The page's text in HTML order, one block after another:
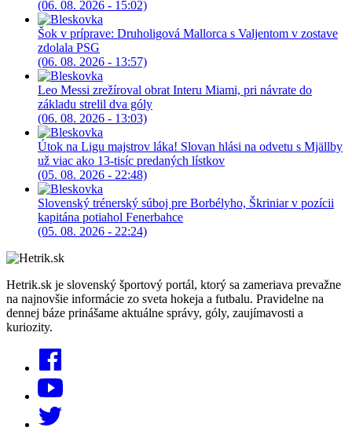
(06. 08. 2026 - 15:02)
Šok v príprave: Druholigová Mallorca s Valjentom v zostave
zdolala PSG
(06. 08. 2026 - 13:57)
Leo Messi zrežíroval obrat Interu Miami, pri návrate do
základu strelil dva góly
(06. 08. 2026 - 13:03)
Útok na Ligu majstrov láka! Slovan hlási na odvetu s Mjällby
už viac ako 13-tisíc predaných lístkov
(05. 08. 2026 - 22:48)
Slovenský trénerský súboj pre Borbélyho, Škriniar v pozícii
kapitána potiahol Fenerbahce
(05. 08. 2026 - 22:24)
Hetrik.sk je slovenský športový portál, ktorý sa zameriava prevažne
na najnovšie informácie zo sveta hokeja a futbalu. Pravidelne na
dennej báze prinášame aktuálne správy, góly, zaujímavosti a
kuriozity.